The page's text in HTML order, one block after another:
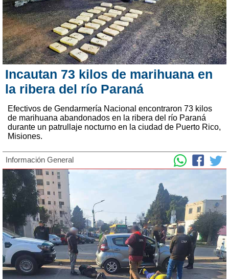
Incautan 73 kilos de marihuana en
la ribera del río Paraná
Efectivos de Gendarmería Nacional encontraron 73 kilos
de marihuana abandonados en la ribera del río Paraná
durante un patrullaje nocturno en la ciudad de Puerto Rico,
Misiones.
Información General